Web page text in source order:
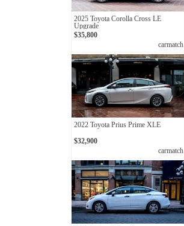
2025 Toyota Corolla Cross LE
Upgrade
$35,800
carmatch
2022 Toyota Prius Prime XLE
$32,900
carmatch